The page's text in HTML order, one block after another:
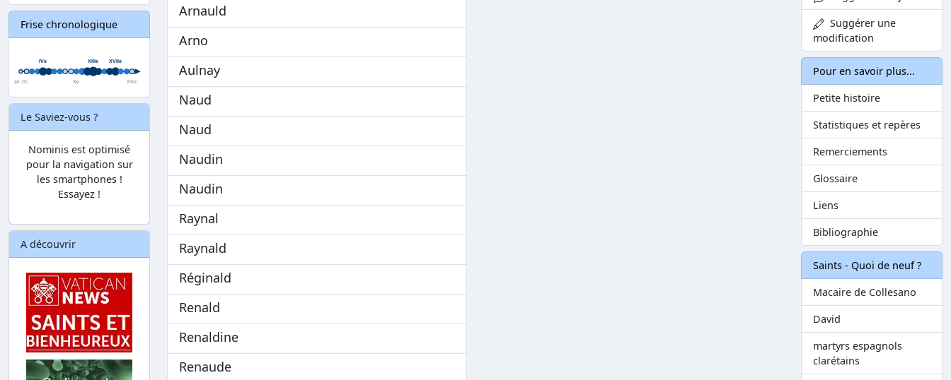
Frise chronologique
Le Saviez-vous ?
Nominis est optimisé
pour la navigation sur
les smartphones !
Essayez !
A découvrir
Arnauld
Arno
Aulnay
Naud
Naud
Naudin
Naudin
Raynal
Raynald
Réginald
Renald
Renaldine
Renaude
Suggérer une
modification
Pour en savoir plus...
Petite histoire
Statistiques et repères
Remerciements
Glossaire
Liens
Bibliographie
Saints - Quoi de neuf ?
Macaire de Collesano
David
martyrs espagnols
clarétains